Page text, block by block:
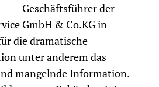
Geschäftsführer der
GmbH & Co.KG in
die dramatische
unter anderem das
mangelnde Information.